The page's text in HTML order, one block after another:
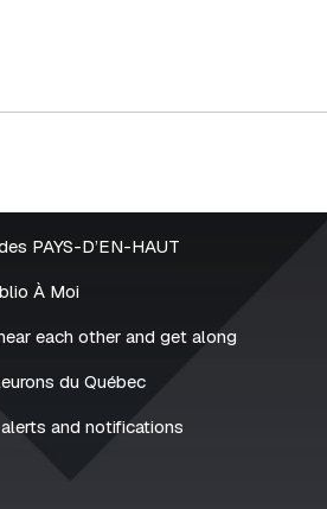
PAYS-D’EN-HAUT
À Moi
each other and get along
du Québec
and notifications